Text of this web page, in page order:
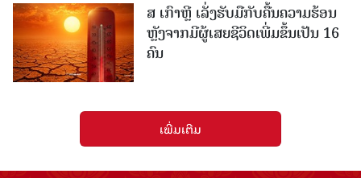
ສ ເກົາຫຼີ ເລັ່ງຮັບມືກັບຄື້ນຄວາມຮ້ອນ
ຫຼັງຈາກມີຜູ້ເສຍຊີວິດເພີ່ມຂຶ້ນເປັນ 16
ຄົນ
ເພີ່ມເຕີມ